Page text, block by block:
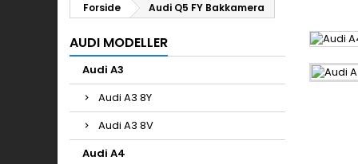
Forside Audi Q5 FY Bakkamera
AUDI MODELLER
Audi A3
Audi A3 8Y
Audi A3 8V
Audi A4